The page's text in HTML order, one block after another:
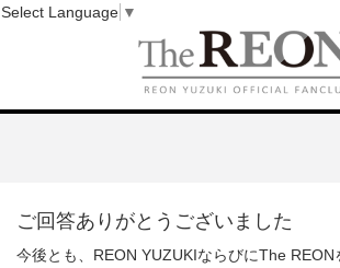
ご回答ありがとうございました
今後とも、REON YUZUKIならびにThe
Select Language ▼